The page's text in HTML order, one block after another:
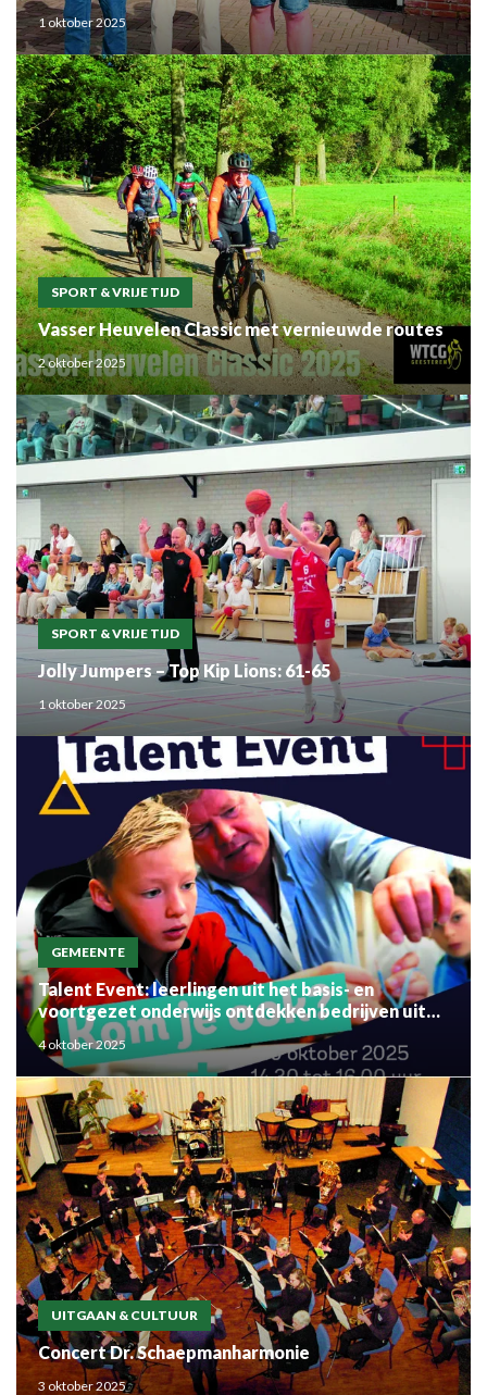
1 oktober 2025
SPORT & VRIJE TIJD
Vasser Heuvelen Classic met vernieuwde routes
2 oktober 2025
SPORT & VRIJE TIJD
Jolly Jumpers – Top Kip Lions: 61-65
1 oktober 2025
GEMEENTE
Talent Event: leerlingen uit het basis- en
voortgezet onderwijs ontdekken bedrijven uit
de regio
4 oktober 2025
UITGAAN & CULTUUR
Concert Dr. Schaepmanharmonie
3 oktober 2025